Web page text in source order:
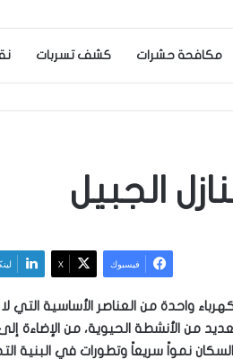
مكافحة حشرات كشف تسربات
الجبيل
فيسبوك ‫X
واحدة من العناصر الأساسية التي
من الأنشطة الحيوية، من الإضاءة
نمواً سريعاً وتطورات في البنية